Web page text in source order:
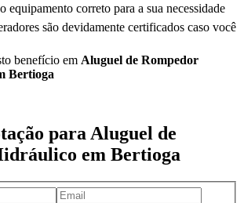
equipamento correto para a sua necessidade
são devidamente certificados caso você
benefício em Aluguel de Rompedor
Bertioga
para Aluguel de
em Bertioga